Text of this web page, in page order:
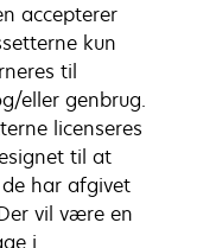
accepterer
kun
til
eller genbrug.
licenseres
til at
har afgivet
vil være en
i